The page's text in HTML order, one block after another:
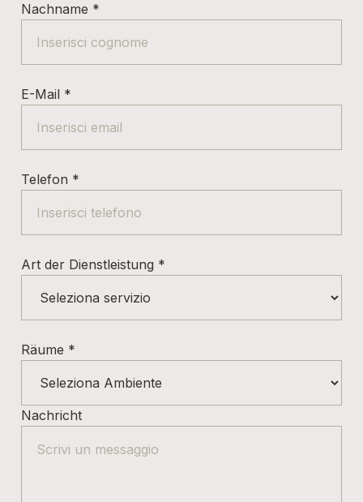
Nachname *
E-Mail *
Telefon *
Art der Dienstleistung *
Räume *
Nachricht